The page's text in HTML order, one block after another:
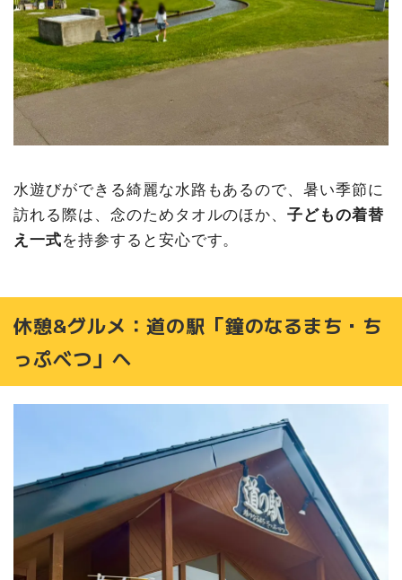
水遊びができる綺麗な水路もあるので、暑い季節に
訪れる際は、念のためタオルのほか、子どもの着替
え一式を持参すると安心です。
休憩&グルメ：道の駅「鐘のなるまち・ち
っぷべつ」へ